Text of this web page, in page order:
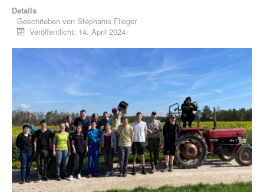
Feuerwehr
Pfarrei / Pfarrbote
Termine / Info
Details
Geschrieben von Stephanie Flieger
Veröffentlicht: 14. April 2024